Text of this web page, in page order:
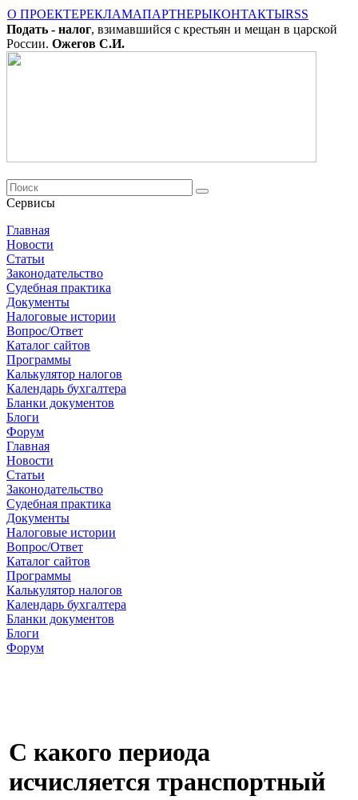
О ПРОЕКТЕРЕКЛАМАПАРТНЕРЫКОНТАКТЫRSS
Подать - налог, взимавшийся с крестьян и мещан в царской
России. Ожегов С.И.
Сервисы
Главная
Новости
Cтатьи
Законодательство
Судебная практика
Документы
Налоговые истории
Вопрос/Ответ
Каталог сайтов
Программы
Калькулятор налогов
Календарь бухгалтера
Бланки документов
Блоги
Форум
Главная
Новости
Cтатьи
Законодательство
Судебная практика
Документы
Налоговые истории
Вопрос/Ответ
Каталог сайтов
Программы
Калькулятор налогов
Календарь бухгалтера
Бланки документов
Блоги
Форум
С какого периода
исчисляется транспортный